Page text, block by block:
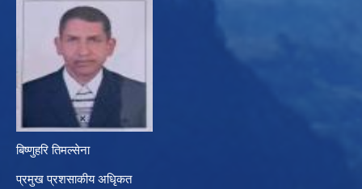
बिष्णुहरि तिमल्सेना
प्रमुख प्रशसाकीय अधिृकत